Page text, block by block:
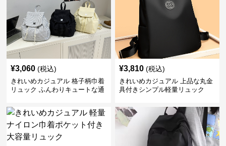
¥3,060 (税込)
きれいめカジュアル 格子柄巾着
リュック ふんわりキュートな通
¥3,810 (税込)
きれいめカジュアル 上品な丸金
具付きシンプル軽量リュック